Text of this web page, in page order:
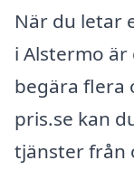
När du letar
i Alstermo
begära flera
pris.se kan
tjänster från